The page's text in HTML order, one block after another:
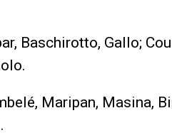
Baschirotto, Gallo;
Maripan, Masina,